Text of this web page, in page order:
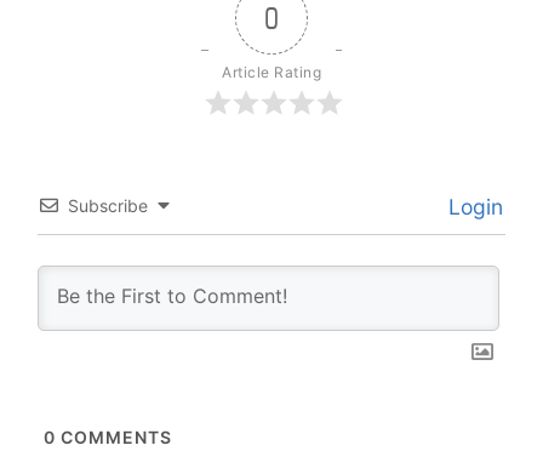
0
Article Rating
Subscribe Login
0 COMMENTS